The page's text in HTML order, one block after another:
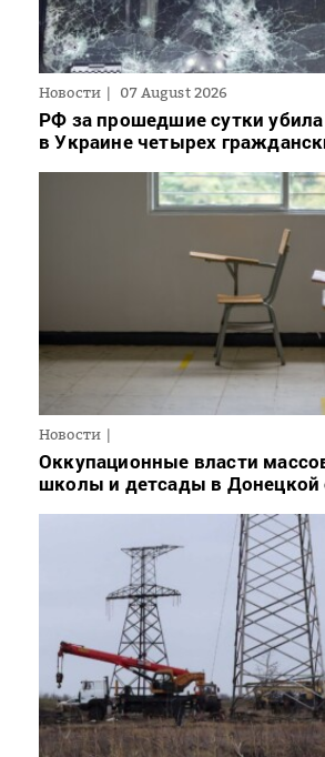
Новости 07 August 2026
РФ за прошедшие сутки
в Украине четырех
Новости
Оккупационные власти
школы и детсады в Донецкой